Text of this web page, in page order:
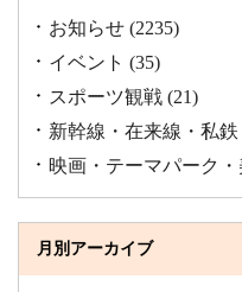
お知らせ (2235)
イベント (35)
スポーツ観戦 (21)
新幹線・在来線・私鉄
映画・テーマパーク
月別アーカイブ